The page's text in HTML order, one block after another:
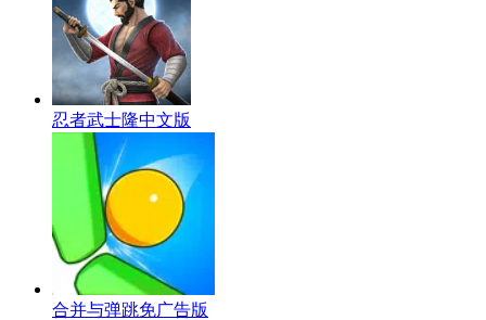
忍者武士隆中文版
合并与弹跳免广告版